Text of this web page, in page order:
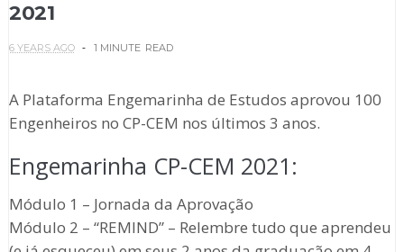
2021
6 YEARS AGO 1 MINUTE READ
A Plataforma Engemarinha de Estudos aprovou 100
Engenheiros no CP-CEM nos últimos 3 anos.
Engemarinha CP-CEM 2021:
Módulo 1 – Jornada da Aprovação
Módulo 2 – “REMIND” – Relembre tudo que aprendeu